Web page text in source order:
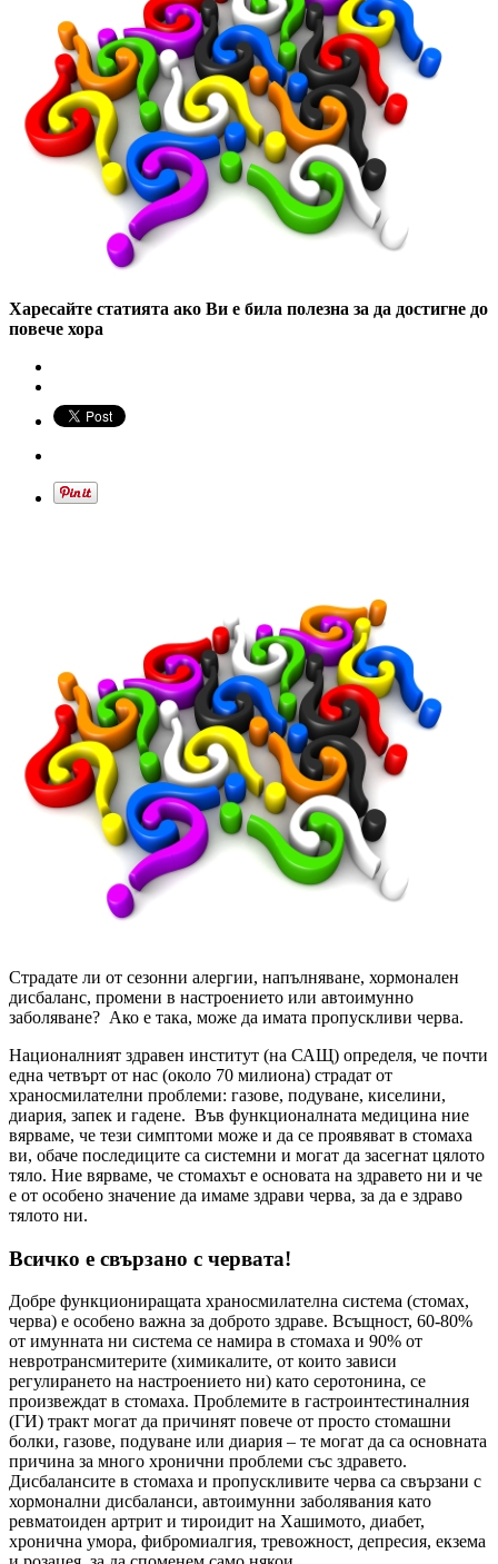
Харесайте статията ако Ви е била полезна за да достигне до
повече хора
Страдате ли от сезонни алергии, напълняване, хормонален
дисбаланс, промени в настроението или автоимунно
заболяване? Ако е така, може да имата пропускливи черва.
Националният здравен институт (на САЩ) определя, че почти
една четвърт от нас (около 70 милиона) страдат от
храносмилателни проблеми: газове, подуване, киселини,
диария, запек и гадене. Във функционалната медицина ние
вярваме, че тези симптоми може и да се проявяват в стомаха
ви, обаче последиците са системни и могат да засегнат цялото
тяло. Ние вярваме, че стомахът е основата на здравето ни и че
е от особено значение да имаме здрави черва, за да е здраво
тялото ни.
Всичко е свързано с червата!
Добре функциониращата храносмилателна система (стомах,
черва) е особено важна за доброто здраве. Всъщност, 60-80%
от имунната ни система се намира в стомаха и 90% от
невротрансмитерите (химикалите, от които зависи
регулирането на настроението ни) като серотонина, се
произвеждат в стомаха. Проблемите в гастроинтестиналния
(ГИ) тракт могат да причинят повече от просто стомашни
болки, газове, подуване или диария – те могат да са основната
причина за много хронични проблеми със здравето.
Дисбалансите в стомаха и пропускливите черва са свързани с
хормонални дисбаланси, автоимунни заболявания като
ревматоиден артрит и тироидит на Хашимото, диабет,
хронична умора, фибромиалгия, тревожност, депресия, екзема